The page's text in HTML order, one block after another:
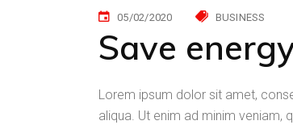
05/02/2020 BUSINESS
Save
Lorem ipsum dolor sit amet,
aliqua. Ut enim ad minim